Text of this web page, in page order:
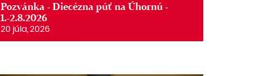
Pozvánka - Diecézna púť na Úhornú -
1.-2.8.2026
20 júla, 2026